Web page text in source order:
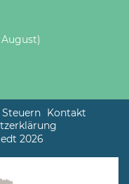
Kontakt
2026